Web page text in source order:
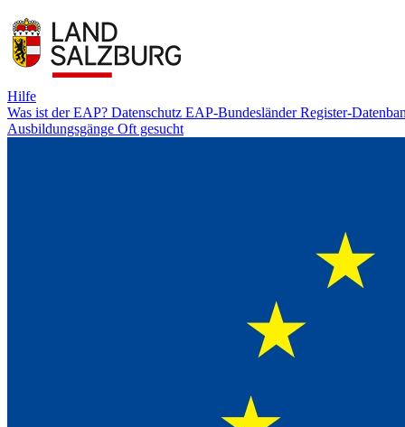
Hilfe
Was ist der EAP? Datenschutz EAP-BundesländerRegister-
Ausbildungsgänge Oft gesucht